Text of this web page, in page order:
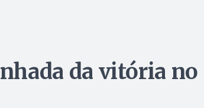
da vitória no